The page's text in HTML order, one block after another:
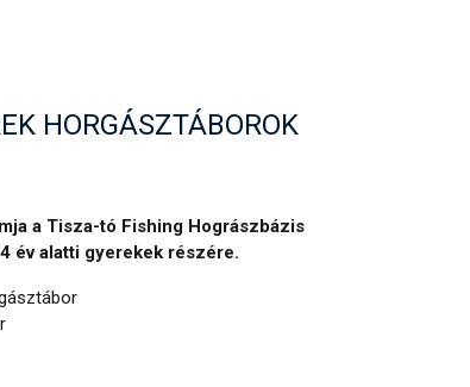
HORGÁSZTÁBOROK
a Tisza-tó Fishing Hográszbázis
év alatti gyerekek részére.